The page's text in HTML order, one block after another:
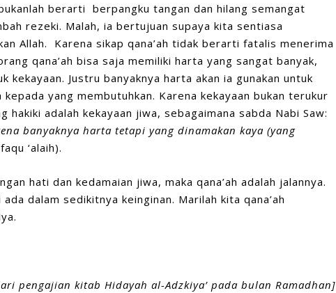
berarti berpangku tangan dan hilang semangat
rezeki. Malah, ia bertujuan supaya kita sentiasa
Allah. Karena sikap qana’ah tidak berarti fatalis menerima
qana’ah bisa saja memiliki harta yang sangat banyak,
kekayaan. Justru banyaknya harta akan ia gunakan untuk
yang membutuhkan. Karena kekayaan bukan terukur
hakiki adalah kekayaan jiwa, sebagaimana sabda Nabi Saw:
banyaknya harta tetapi yang dinamakan kaya (yang
‘alaih).
hati dan kedamaian jiwa, maka qana’ah adalah jalannya.
dalam sedikitnya keinginan. Marilah kita qana’ah
pengajian kitab Hidayah al-Adzkiya’ pada bulan Ramadhan]